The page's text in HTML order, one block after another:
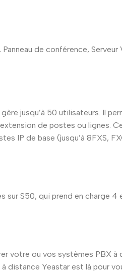
de conférence,
jusqu’à 50 utilisateurs. Il
de postes ou lignes.
IP de base (jusqu’à 8FXS,
S50, qui prend en charge
votre ou vos systèmes PBX
distance Yeastar est là pour